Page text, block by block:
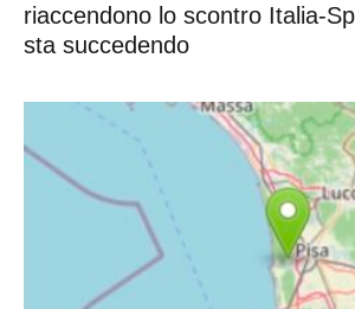
riaccendono lo scontro Italia-
sta succedendo